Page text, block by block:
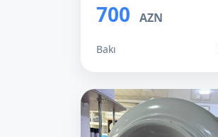
700 AZN
Bakı